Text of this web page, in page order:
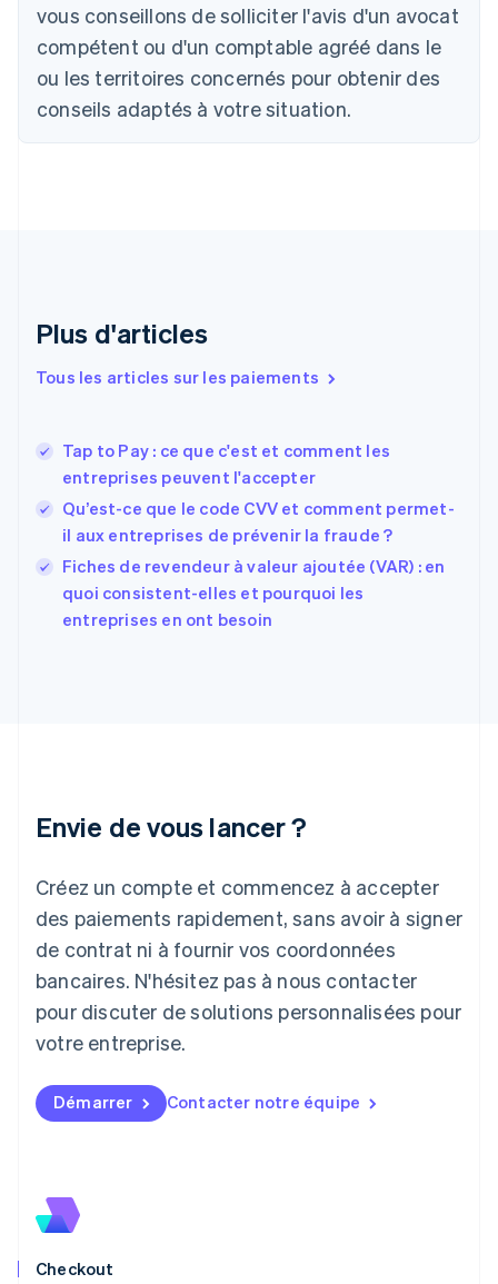
vous conseillons de solliciter l'avis d'un avocat
compétent ou d'un comptable agréé dans le
ou les territoires concernés pour obtenir des
conseils adaptés à votre situation.
Plus d'articles
Tous les articles sur les paiements
Tap to Pay : ce que c'est et comment les
entreprises peuvent l'accepter
Qu’est-ce que le code CVV et comment permet-
il aux entreprises de prévenir la fraude ?
Fiches de revendeur à valeur ajoutée (VAR) : en
quoi consistent-elles et pourquoi les
entreprises en ont besoin
Envie de vous lancer ?
Créez un compte et commencez à accepter
des paiements rapidement, sans avoir à signer
de contrat ni à fournir vos coordonnées
bancaires. N'hésitez pas à nous contacter
pour discuter de solutions personnalisées pour
votre entreprise.
Démarrer Contacter notre équipe
Checkout
NederlandsFrançaisDeutsch English
Português English
Bulgarie
English
Canada
EnglishFrançais
English
Émirats arabes unis
Estonie
English
États-Unis
EnglishEspañol简体中文
Finlande
France
FrançaisEnglish
Gibraltar
English
Italie
Japon
日本語
Lettonie
English
Liechtenstein
DeutschEnglish
English
FrançaisDeutschEnglish
Malaisie
Mexique
Español
English